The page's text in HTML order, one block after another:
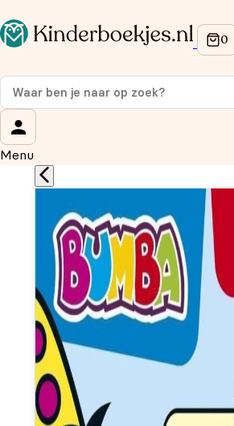
Menu
Op de hoogte blijven van onze
Meld je aan voor onze nieuwsbrief
korting
Wat is je voornaam?
Wat is je e-mailadres?*
Aanmelden
We gebruiken je gegevens om
overeenstemming met ons